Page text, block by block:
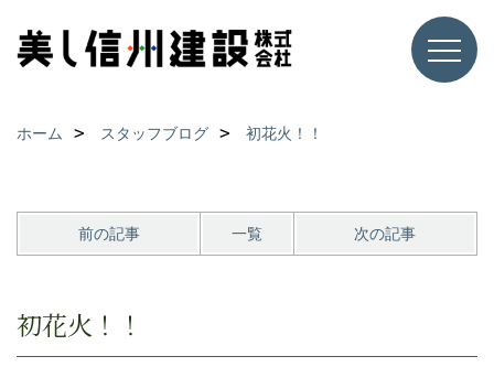
ホーム スタッフブログ 初花火！！
前の記事 一覧 次の記事
初花火！！